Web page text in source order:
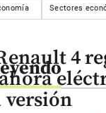
Sectores
4
versión